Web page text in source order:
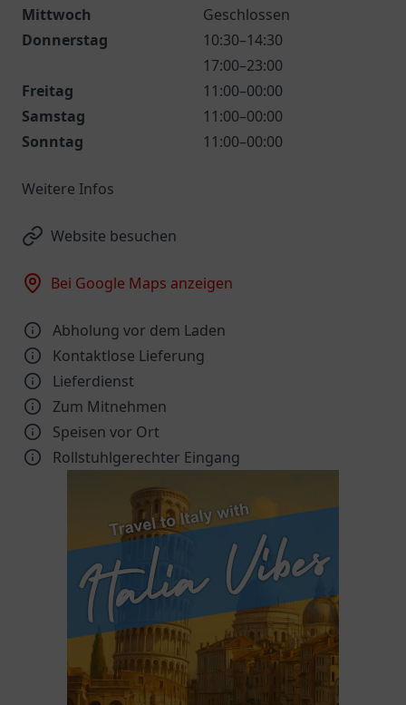
Mittwoch
Geschlossen
Donnerstag
10:30–14:30
17:00–23:00
Freitag
11:00–00:00
Samstag
11:00–00:00
Sonntag
11:00–00:00
Weitere Infos
Website besuchen
Bei Google Maps anzeigen
Abholung vor dem Laden
Kontaktlose Lieferung
Lieferdienst
Zum Mitnehmen
Speisen vor Ort
Rollstuhlgerechter Eingang